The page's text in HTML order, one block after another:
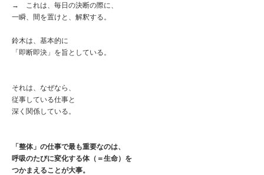
→ これは、毎日の決断の際に、
一瞬、間を置けと、解釈する。
鈴木は、基本的に
「即断即決」を旨としている。
それは、なぜなら、
従事している仕事と
深く関係している。
「整体」の仕事で最も重要なのは、
呼吸のたびに変化する体（＝生命）を
つかまえることが大事。